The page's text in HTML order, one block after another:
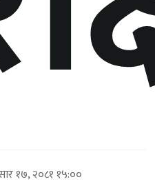
१७, २०८१ १५:००